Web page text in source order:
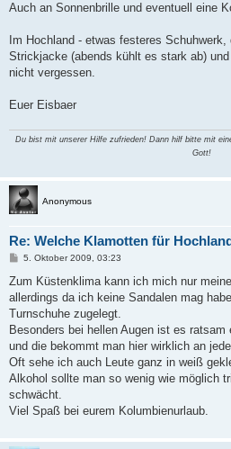
Auch an Sonnenbrille und eventuell eine
Im Hochland - etwas festeres
Strickjacke (abends kühlt es stark ab)
nicht vergessen.
Euer Eisbaer
Du bist mit unserer Hilfe zufrieden! Dann hilf bitte mit
Gott!
Anonymous
Re: Welche Klamotten für
B
i
r
a
5. Oktober 2009, 03:23
Zum Küstenklima kann ich mich nur
allerdings da ich keine Sandalen mag
Turnschuhe zugelegt.
Besonders bei hellen Augen ist es
und die bekommt man hier wirklich an
Oft sehe ich auch Leute ganz in weiß
Alkohol sollte man so wenig wie möglich
schwächt.
Viel Spaß bei eurem Kolumbienurlaub.